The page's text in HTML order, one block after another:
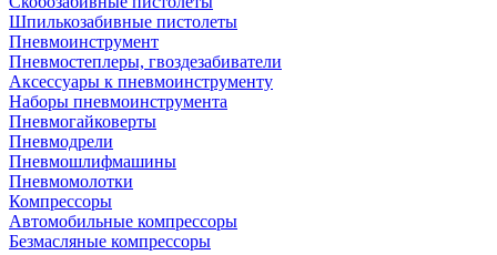
Шпилькозабивные пистолеты
Пневмоинструмент
Пневмостеплеры, гвоздезабиватели
Аксессуары к пневмоинструменту
Наборы пневмоинструмента
Пневмогайковерты
Пневмодрели
Пневмошлифмашины
Пневмомолотки
Компрессоры
Автомобильные компрессоры
Безмасляные компрессоры